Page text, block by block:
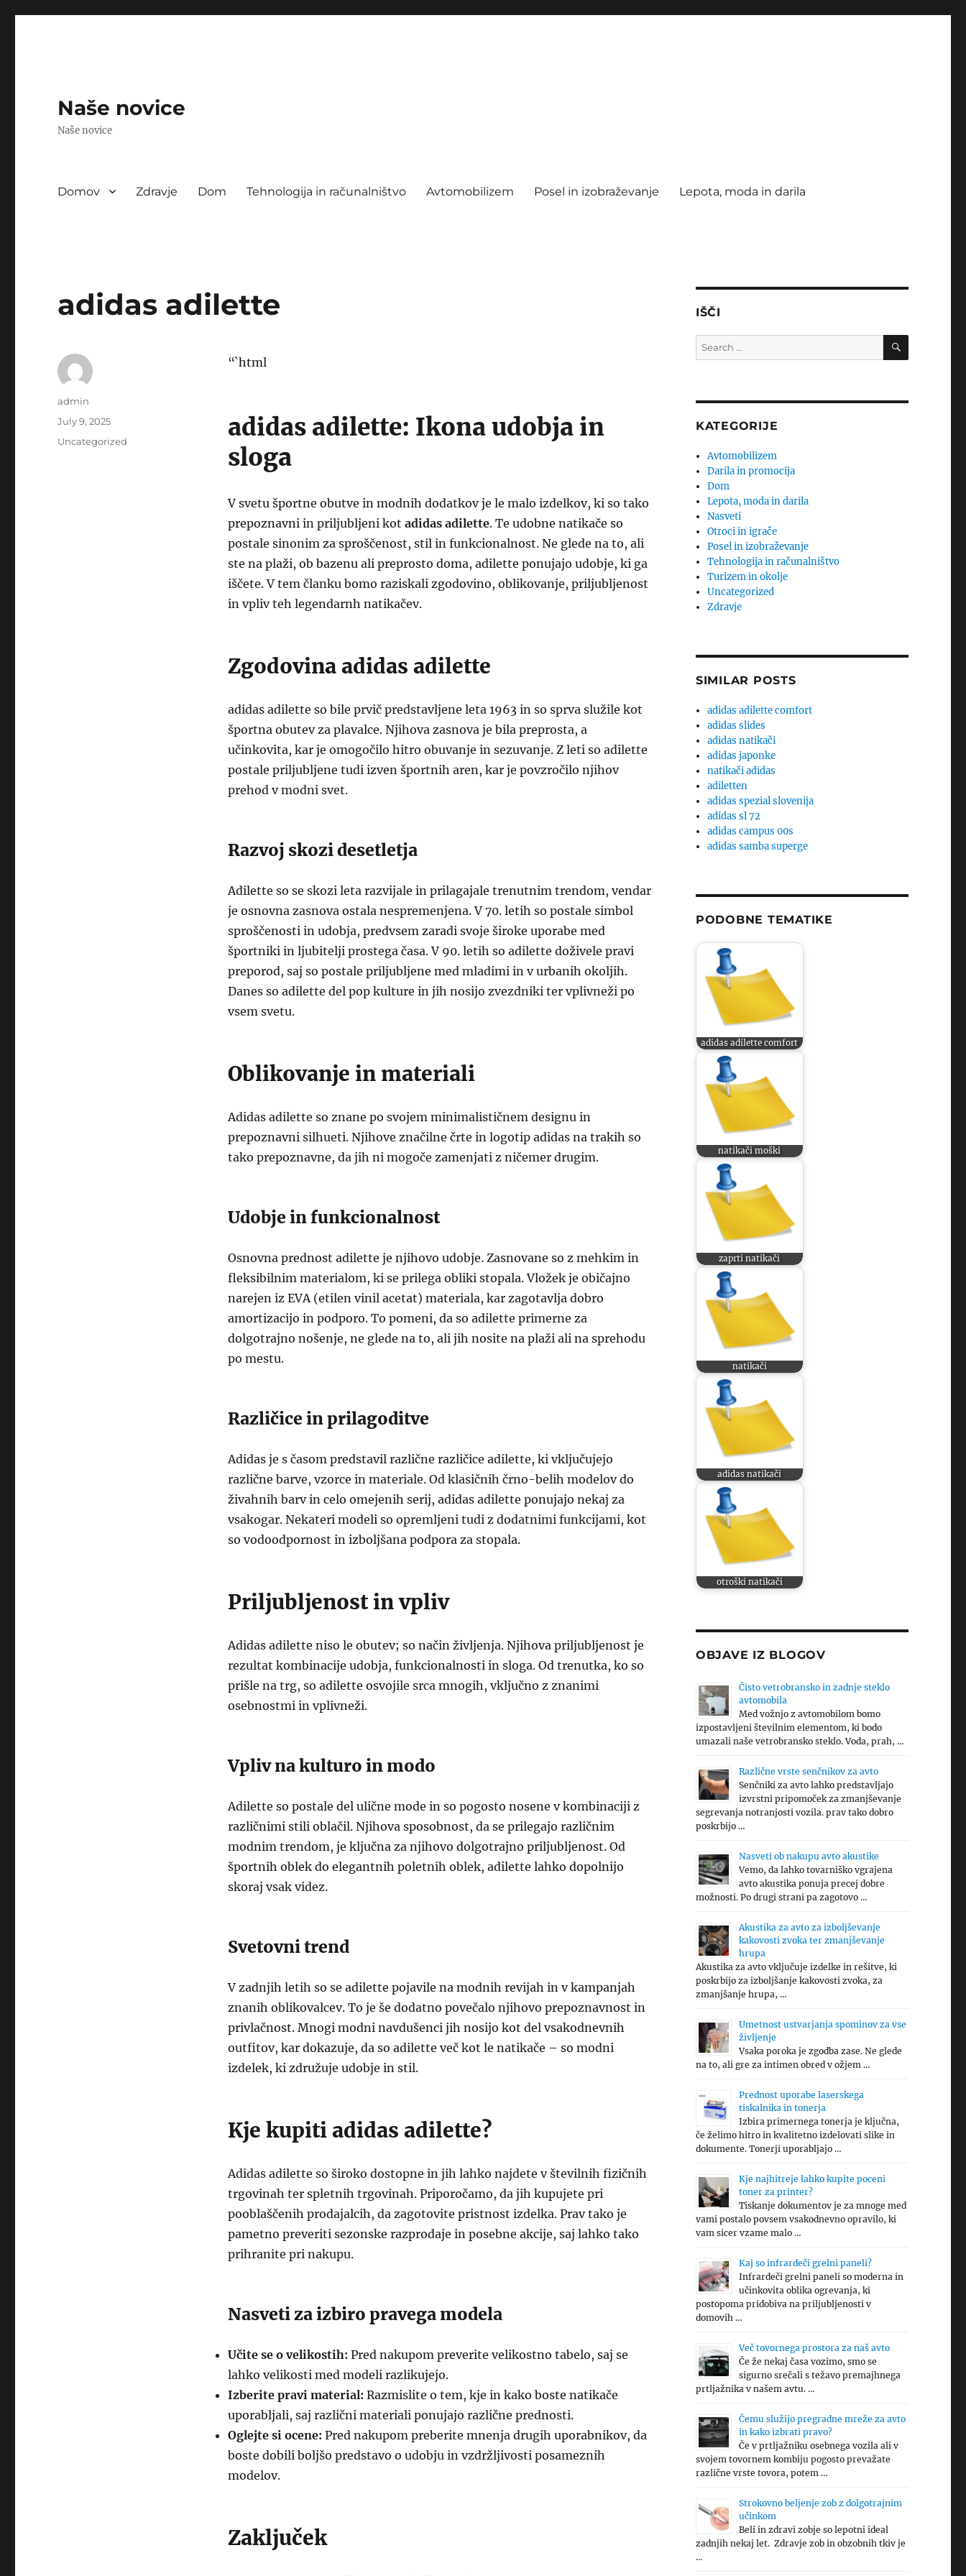
Naše novice
Naše novice
Domov Zdravje Dom Tehnologija in računalništvo Avtomobilizem Posel in izobraževanje Lepota, moda in darila
adidas adilette
“`html
adidas adilette: Ikona udobja in
sloga
V svetu športne obutve in modnih dodatkov je le malo izdelkov, ki so tako
prepoznavni in priljubljeni kot adidas adilette. Te udobne natikače so
postale sinonim za sproščenost, stil in funkcionalnost. Ne glede na to, ali
ste na plaži, ob bazenu ali preprosto doma, adilette ponujajo udobje, ki ga
iščete. V tem članku bomo raziskali zgodovino, oblikovanje, priljubljenost
in vpliv teh legendarnh natikačev.
Zgodovina adidas adilette
adidas adilette so bile prvič predstavljene leta 1963 in so sprva služile kot
športna obutev za plavalce. Njihova zasnova je bila preprosta, a
učinkovita, kar je omogočilo hitro obuvanje in sezuvanje. Z leti so adilette
postale priljubljene tudi izven športnih aren, kar je povzročilo njihov
prehod v modni svet.
Razvoj skozi desetletja
Adilette so se skozi leta razvijale in prilagajale trenutnim trendom, vendar
je osnovna zasnova ostala nespremenjena. V 70. letih so postale simbol
sproščenosti in udobja, predvsem zaradi svoje široke uporabe med
športniki in ljubitelji prostega časa. V 90. letih so adilette doživele pravi
preporod, saj so postale priljubljene med mladimi in v urbanih okoljih.
Danes so adilette del pop kulture in jih nosijo zvezdniki ter vplivneži po
vsem svetu.
Oblikovanje in materiali
Adidas adilette so znane po svojem minimalističnem designu in
prepoznavni silhueti. Njihove značilne črte in logotip adidas na trakih so
tako prepoznavne, da jih ni mogoče zamenjati z ničemer drugim.
Udobje in funkcionalnost
Osnovna prednost adilette je njihovo udobje. Zasnovane so z mehkim in
fleksibilnim materialom, ki se prilega obliki stopala. Vložek je običajno
narejen iz EVA (etilen vinil acetat) materiala, kar zagotavlja dobro
amortizacijo in podporo. To pomeni, da so adilette primerne za
dolgotrajno nošenje, ne glede na to, ali jih nosite na plaži ali na sprehodu
po mestu.
Različice in prilagoditve
Adidas je s časom predstavil različne različice adilette, ki vključujejo
različne barve, vzorce in materiale. Od klasičnih črno-belih modelov do
živahnih barv in celo omejenih serij, adidas adilette ponujajo nekaj za
vsakogar. Nekateri modeli so opremljeni tudi z dodatnimi funkcijami, kot
so vodoodpornost in izboljšana podpora za stopala.
Priljubljenost in vpliv
Adidas adilette niso le obutev; so način življenja. Njihova priljubljenost je
rezultat kombinacije udobja, funkcionalnosti in sloga. Od trenutka, ko so
prišle na trg, so adilette osvojile srca mnogih, vključno z znanimi
osebnostmi in vplivneži.
Vpliv na kulturo in modo
Adilette so postale del ulične mode in so pogosto nosene v kombinaciji z
različnimi stili oblačil. Njihova sposobnost, da se prilegajo različnim
modnim trendom, je ključna za njihovo dolgotrajno priljubljenost. Od
športnih oblek do elegantnih poletnih oblek, adilette lahko dopolnijo
skoraj vsak videz.
Svetovni trend
V zadnjih letih so se adilette pojavile na modnih revijah in v kampanjah
znanih oblikovalcev. To je še dodatno povečalo njihovo prepoznavnost in
privlačnost. Mnogi modni navdušenci jih nosijo kot del vsakodnevnih
outfitov, kar dokazuje, da so adilette več kot le natikače – so modni
izdelek, ki združuje udobje in stil.
Kje kupiti adidas adilette?
Adidas adilette so široko dostopne in jih lahko najdete v številnih fizičnih
trgovinah ter spletnih trgovinah. Priporočamo, da jih kupujete pri
pooblaščenih prodajalcih, da zagotovite pristnost izdelka. Prav tako je
pametno preveriti sezonske razprodaje in posebne akcije, saj lahko tako
prihranite pri nakupu.
Nasveti za izbiro pravega modela
Učite se o velikostih: Pred nakupom preverite velikostno tabelo, saj se
lahko velikosti med modeli razlikujejo.
Izberite pravi material: Razmislite o tem, kje in kako boste natikače
uporabljali, saj različni materiali ponujajo različne prednosti.
Oglejte si ocene: Pred nakupom preberite mnenja drugih uporabnikov, da
boste dobili boljšo predstavo o udobju in vzdržljivosti posameznih
modelov.
Zaključek
Author
admin
Posted
July 9, 2025
Categories
Uncategorized
IŠČI
Search
for:
SEARCH
KATEGORIJE
Avtomobilizem
Darila in promocija
Dom
Lepota, moda in darila
Nasveti
Otroci in igrače
Posel in izobraževanje
Tehnologija in računalništvo
Turizem in okolje
Uncategorized
Zdravje
SIMILAR POSTS
adidas adilette comfort
adidas slides
adidas natikači
adidas japonke
natikači adidas
adiletten
adidas spezial slovenija
adidas sl 72
adidas campus 00s
adidas samba superge
PODOBNE TEMATIKE
adidas adilette comfort
natikači moški
zaprti natikači
natikači
adidas natikači
otroški natikači
OBJAVE IZ BLOGOV
Čisto vetrobransko in zadnje steklo
avtomobila
Med vožnjo z avtomobilom bomo
izpostavljeni številnim elementom, ki bodo
umazali naše vetrobransko steklo. Voda, prah, …
Različne vrste senčnikov za avto
Senčniki za avto lahko predstavljajo
izvrstni pripomoček za zmanjševanje
segrevanja notranjosti vozila. prav tako dobro
poskrbijo …
Nasveti ob nakupu avto akustike
Vemo, da lahko tovarniško vgrajena
avto akustika ponuja precej dobre
možnosti. Po drugi strani pa zagotovo …
Akustika za avto za izboljševanje
kakovosti zvoka ter zmanjševanje
hrupa
Akustika za avto vključuje izdelke in rešitve, ki
poskrbijo za izboljšanje kakovosti zvoka, za
zmanjšanje hrupa, …
Umetnost ustvarjanja spominov za vse
življenje
Vsaka poroka je zgodba zase. Ne glede
na to, ali gre za intimen obred v ožjem …
Prednost uporabe laserskega
tiskalnika in tonerja
Izbira primernega tonerja je ključna,
če želimo hitro in kvalitetno izdelovati slike in
dokumente. Tonerji uporabljajo …
Kje najhitreje lahko kupite poceni
toner za printer?
Tiskanje dokumentov je za mnoge med
vami postalo povsem vsakodnevno opravilo, ki
vam sicer vzame malo …
Kaj so infrardeči grelni paneli?
Infrardeči grelni paneli so moderna in
učinkovita oblika ogrevanja, ki
postopoma pridobiva na priljubljenosti v
domovih …
Več tovornega prostora za naš avto
Če že nekaj časa vozimo, smo se
sigurno srečali s težavo premajhnega
prtljažnika v našem avtu. …
Čemu služijo pregradne mreže za avto
in kako izbrati pravo?
Če v prtljažniku osebnega vozila ali v
svojem tovornem kombiju pogosto prevažate
različne vrste tovora, potem …
Strokovno beljenje zob z dolgotrajnim
učinkom
Beli in zdravi zobje so lepotni ideal
zadnjih nekaj let. Zdravje zob in obzobnih tkiv je
…